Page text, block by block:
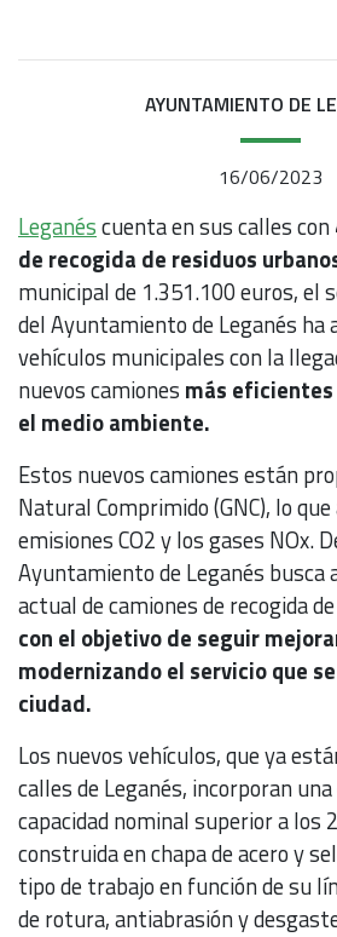
AYUNTAMIENTO DE
16/06/2023
Leganéscuenta en sus calles con
de recogida de residuos
municipal de 1.351.100 euros, el
del Ayuntamiento de Leganés ha
vehículos municipales con la
nuevos camiones más
el medio ambiente.
Estos nuevos camiones están
Natural Comprimido (GNC), lo
emisiones CO2 y los gases NOx.
Ayuntamiento de Leganés
actual de camiones de recogida
con el objetivo de seguir
modernizando el servicio que
ciudad.
Los nuevos vehículos, que ya
calles de Leganés, incorporan
capacidad nominal superior a los
construida en chapa de acero y
tipo de trabajo en función de su
de rotura, antiabrasión y